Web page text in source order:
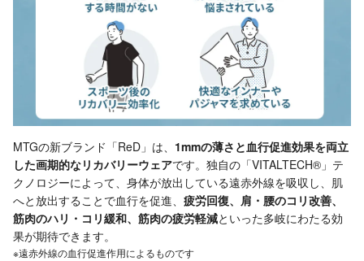
MTGの新ブランド「ReD」は、 1mmの薄さと血行促進効果を両立
した画期的なリカバリーウェアです。独自の「VITALTECH®」テ
クノロジーによって、身体が放出している遠赤外線を吸収し、肌
へと放出することで血行を促進、 疲労回復、肩・腰のコリ改善、
筋肉のハリ・コリ緩和、筋肉の疲労軽減といった多岐にわたる効
果が期待できます。
※遠赤外線の血行促進作用によるものです